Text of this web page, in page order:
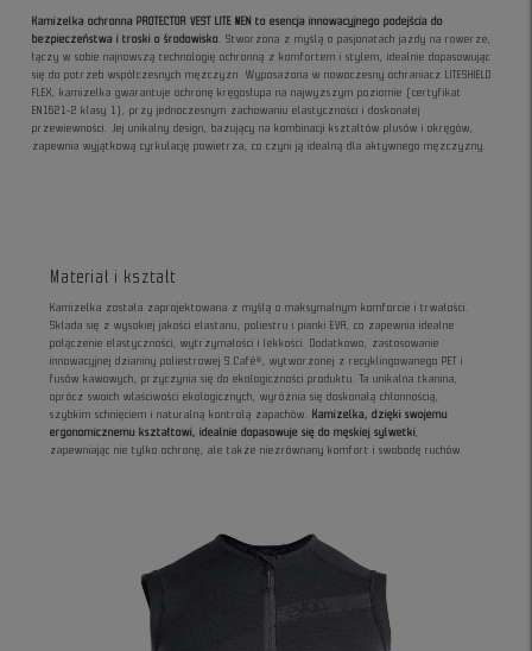
Kamizelka ochronna PROTECTOR VEST LITE MEN to esencja innowacyjnego podejścia do
bezpieczeństwa i troski o środowisko
. Stworzona z myślą o pasjonatach jazdy na rowerze,
łączy w sobie najnowszą technologię ochronną z komfortem i stylem, idealnie dopasowując
się do potrzeb współczesnych mężczyzn. Wyposażona w nowoczesny ochraniacz LITESHIELD
FLEX, kamizelka gwarantuje ochronę kręgosłupa na najwyższym poziomie (certyfikat
EN1621-2 klasy 1), przy jednoczesnym zachowaniu elastyczności i doskonałej
przewiewności. Jej unikalny design, bazujący na kombinacji kształtów plusów i okręgów,
zapewnia wyjątkową cyrkulację powietrza, co czyni ją idealną dla aktywnego mężczyzny.
Materiał i kształt
Kamizelka została zaprojektowana z myślą o maksymalnym komforcie i trwałości.
Składa się z wysokiej jakości elastanu, poliestru i pianki EVA, co zapewnia idealne
połączenie elastyczności, wytrzymałości i lekkości. Dodatkowo, zastosowanie
innowacyjnej dzianiny poliestrowej S.Café®, wytworzonej z recyklingowanego PET i
fusów kawowych, przyczynia się do ekologiczności produktu. Ta unikalna tkanina,
oprócz swoich właściwości ekologicznych, wyróżnia się doskonałą chłonnością,
szybkim schnięciem i naturalną kontrolą zapachów. Kamizelka, dzięki swojemu
ergonomicznemu kształtowi, idealnie dopasowuje się do męskiej sylwetki,
zapewniając nie tylko ochronę, ale także niezrównany komfort i swobodę ruchów.